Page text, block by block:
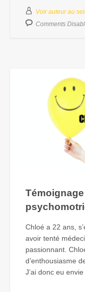
Voir auteur au
Comments
Chloé a 22 ans,
avoir tenté
passionnant.
d’enthousiasme
J’ai donc eu envie